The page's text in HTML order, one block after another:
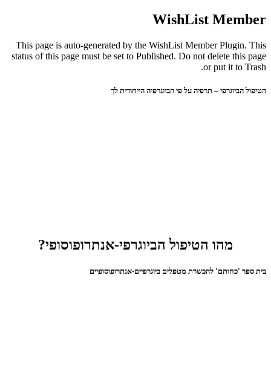
WishList Member
This page is auto-generated by the WishList Member Plugin. This
status of this page must be set to Published. Do not delete this page
or put it to Trash.
הטיפול הביוגרפי – תרפיה על פי הביוגרפיה הייחודית לך
מהו הטיפול הביוגרפי-אנתרופוסופי?
בית ספר 'כחותם' להכשרת מטפלים ביוגרפיים-אנתרופוסופיים